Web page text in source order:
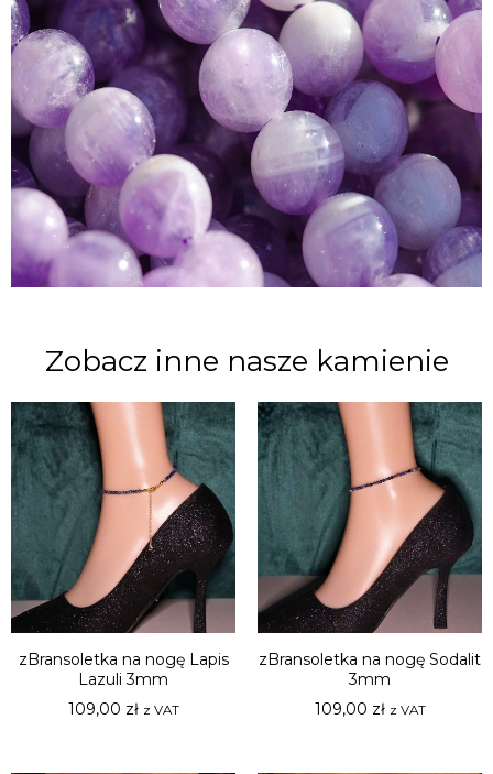
Zobacz inne nasze kamienie
zBransoletka na nogę Lapis
Lazuli 3mm
109,00 zł z VAT
zBransoletka na nogę Sodalit
3mm
109,00 zł z VAT